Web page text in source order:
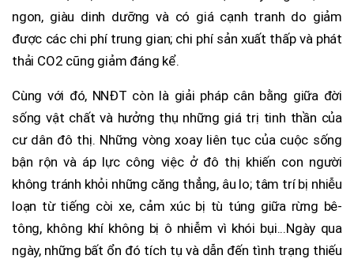
ngon, giàu dinh dưỡng và có giá cạnh tranh do giảm
được các chi phí trung gian; chi phí sản xuất thấp và phát
thải CO2 cũng giảm đáng kể.
Cùng với đó, NNĐT còn là giải pháp cân bằng giữa đời
sống vật chất và hưởng thụ những giá trị tinh thần của
cư dân đô thị. Những vòng xoay liên tục của cuộc sống
bận rộn và áp lực công việc ở đô thị khiến con người
không tránh khỏi những căng thẳng, âu lo; tâm trí bị nhiễu
loạn từ tiếng còi xe, cảm xúc bị tù túng giữa rừng bê-
tông, không khí không bị ô nhiễm vì khói bụi...Ngày qua
ngày, những bất ổn đó tích tụ và dẫn đến tình trạng thiếu